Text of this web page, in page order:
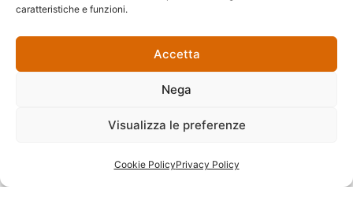
caratteristiche e funzioni.
Accetta
Nega
Visualizza le preferenze
Cookie PolicyPrivacy Policy
reserved.